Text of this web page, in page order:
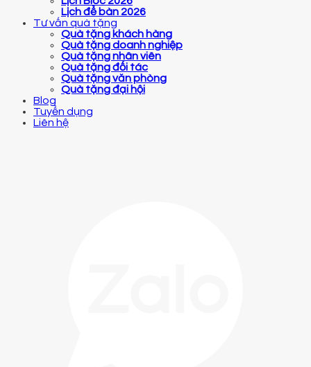
Lịch để bàn 2026
Tư vấn quà tặng
Quà tặng khách hàng
Quà tặng doanh nghiệp
Quà tặng nhân viên
Quà tặng đối tác
Quà tặng văn phòng
Quà tặng đại hội
Blog
Tuyển dụng
Liên hệ